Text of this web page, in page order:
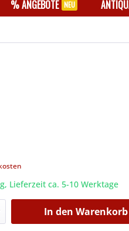
% ANGEBOTE
Lieferzeit ca. 5-10 Werktage
In den Warenkorb